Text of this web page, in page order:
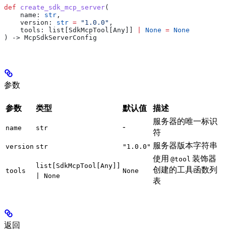
def create_sdk_mcp_server(
    name
: str ,
    version
: str = "1.0.0" ,
    tools
: list[SdkMcpTool[Any]] None = None
) -> McpSdkServerConfig
参数
参数 类型 默认值 描述
name str -
服务器的唯一标识
符
version str "1.0.0" 服务器版本字符串
tools
list[SdkMcpTool[Any]]
| None
None
使用 @tool 装饰器
创建的工具函数列
表
返回